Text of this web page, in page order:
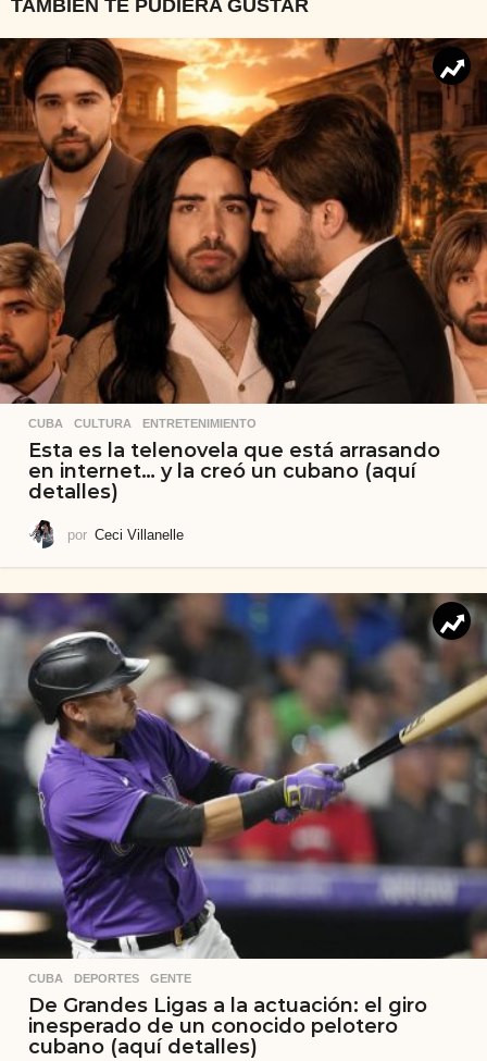
TAMBIÉN TE PUDIERA GUSTAR
CUBA ,CULTURA ,ENTRETENIMIENTO
Esta es la telenovela que está arrasando
en internet… y la creó un cubano (aquí
detalles)
por Ceci Villanelle
CUBA ,DEPORTES ,GENTE
De Grandes Ligas a la actuación: el giro
inesperado de un conocido pelotero
cubano (aquí detalles)